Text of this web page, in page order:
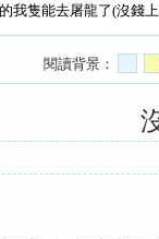
我隻能去屠龍了(沒錢
閱讀背景：